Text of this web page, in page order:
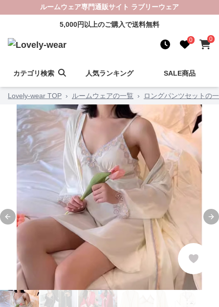
ルームウェア専門通販サイト ラブリーウェア
5,000円以上のご購入で送料無料
0 0
カテゴリ検索 人気ランキング SALE商品
Lovely-wear TOP › ルームウェアの一覧 › ロングパンツセットの
Previous slide